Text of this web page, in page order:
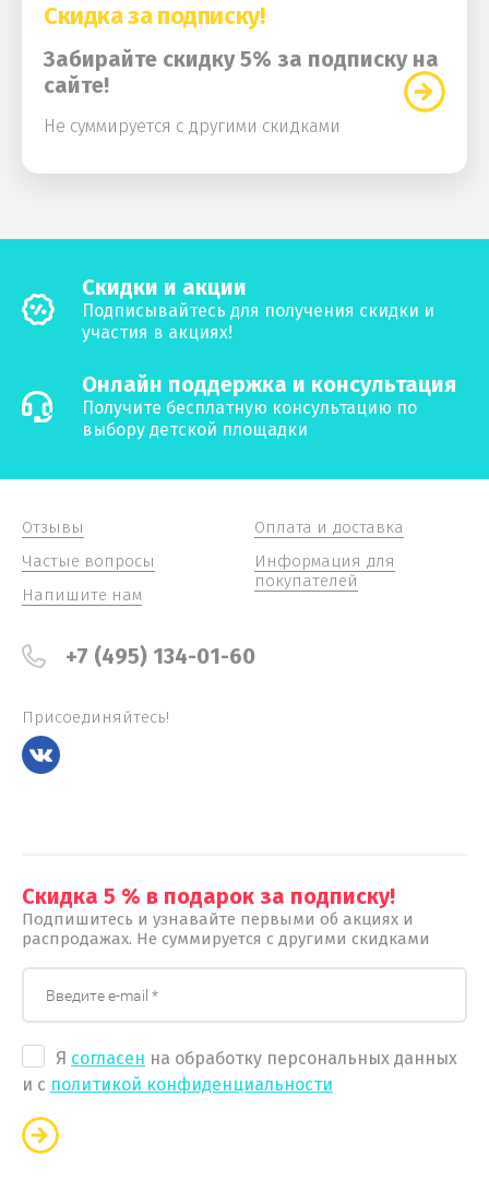
Скидка за подписку!
Забирайте скидку 5% за подписку на
сайте!
Не суммируется с другими скидками
Скидки и акции
Подписывайтесь для получения скидки и
участия в акциях!
Онлайн поддержка и консультация
Получите бесплатную консультацию по
выбору детской площадки
Отзывы
Частые вопросы
Напишите нам
Оплата и доставка
Информация для
покупателей
+7 (495) 134-01-60
Присоединяйтесь!
Скидка 5 % в подарок за подписку!
Подпишитесь и узнавайте первыми об акциях и
распродажах. Не суммируется с другими скидками
Я согласен на обработку персональных данных
и с политикой конфиденциальности